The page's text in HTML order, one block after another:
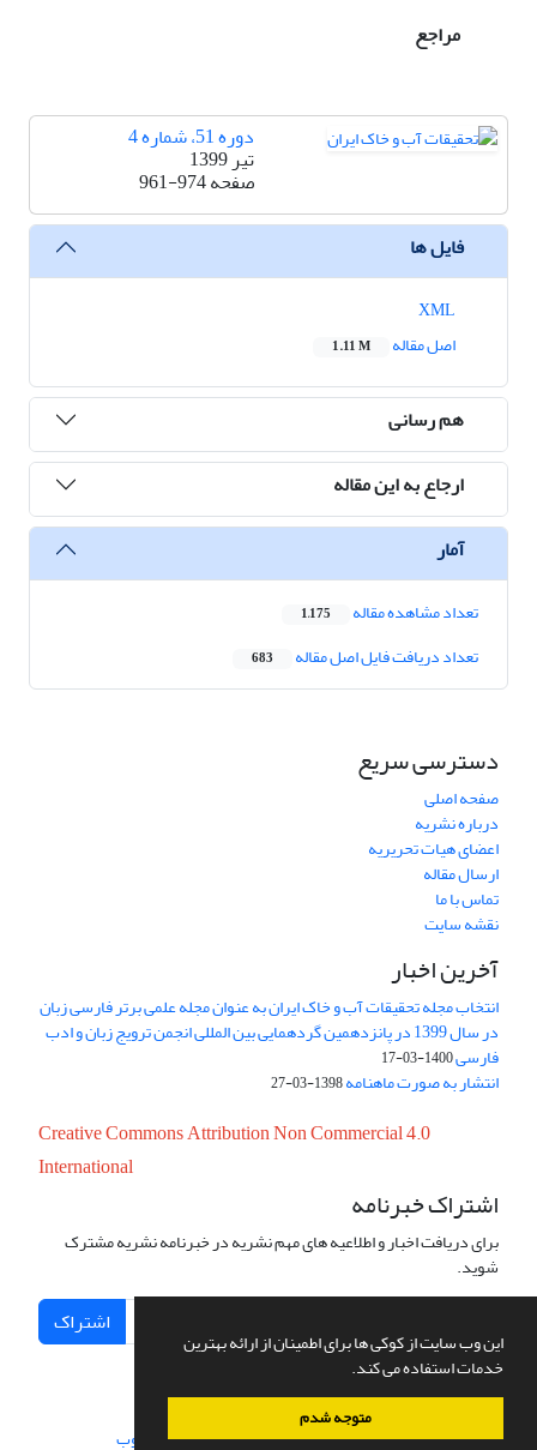
این وب سایت از کوکی ها برای اطمینان از ارائه بهترین
خدمات استفاده می کند.
متوجه شدم
مراجع
دوره 51، شماره 4
تیر 1399
صفحه961-974
فایل ها
اصل مقاله
1.11 M
هم رسانی
ارجاع به این مقاله
آمار
تعداد مشاهده مقاله 1,175
تعداد دریافت فایل اصل مقاله 683
دسترسی سریع
صفحه اصلی
درباره نشریه
اعضای هیات تحریریه
ارسال مقاله
تماس با ما
نقشه سایت
آخرین اخبار
انتخاب مجله تحقیقات آب و خاک ایران به عنوان مجله علمی برتر فارسی زبان
در سال 1399 در پانزدهمین گردهمایی بین المللی انجمن ترویج زبان و ادب
فارسی1400-03-17
انتشار به صورت ماهنامه1398-03-27
Creative Commons Attribution Non Commercial 4.0
International
اشتراک خبرنامه
برای دریافت اخبار و اطلاعیه های مهم نشریه در خبرنامه نشریه مشترک
شوید.
اشتراک
سامانه مدیریت نشریات علمی.طراحی و پیاده سازی از سیناوب